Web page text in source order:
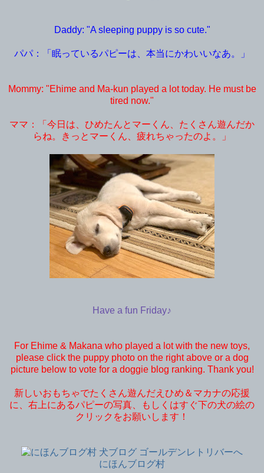
Daddy: "A sleeping puppy is so cute."
パパ：「眠っているパピーは、本当にかわいいなあ。」
Mommy: "Ehime and Ma-kun played a lot today. He must be
tired now."
ママ：「今日は、ひめたんとマーくん、たくさん遊んだか
らね。きっとマーくん、疲れちゃったのよ。」
Have a fun Friday♪
For Ehime & Makana who played a lot with the new toys,
please click the puppy photo on the right above or a dog
picture below to vote for a doggie blog ranking. Thank you!
新しいおもちゃでたくさん遊んだえひめ＆マカナの応援
に、右上にあるパピーの写真、もしくはすぐ下の犬の絵の
クリックをお願いします！
にほんブログ村